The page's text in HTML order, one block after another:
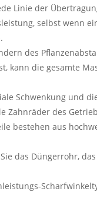
Linie der
selbst wenn
des
kann die gesamte
Schwenkung und
Zahnräder des
bestehen aus
das Düngerrohr,